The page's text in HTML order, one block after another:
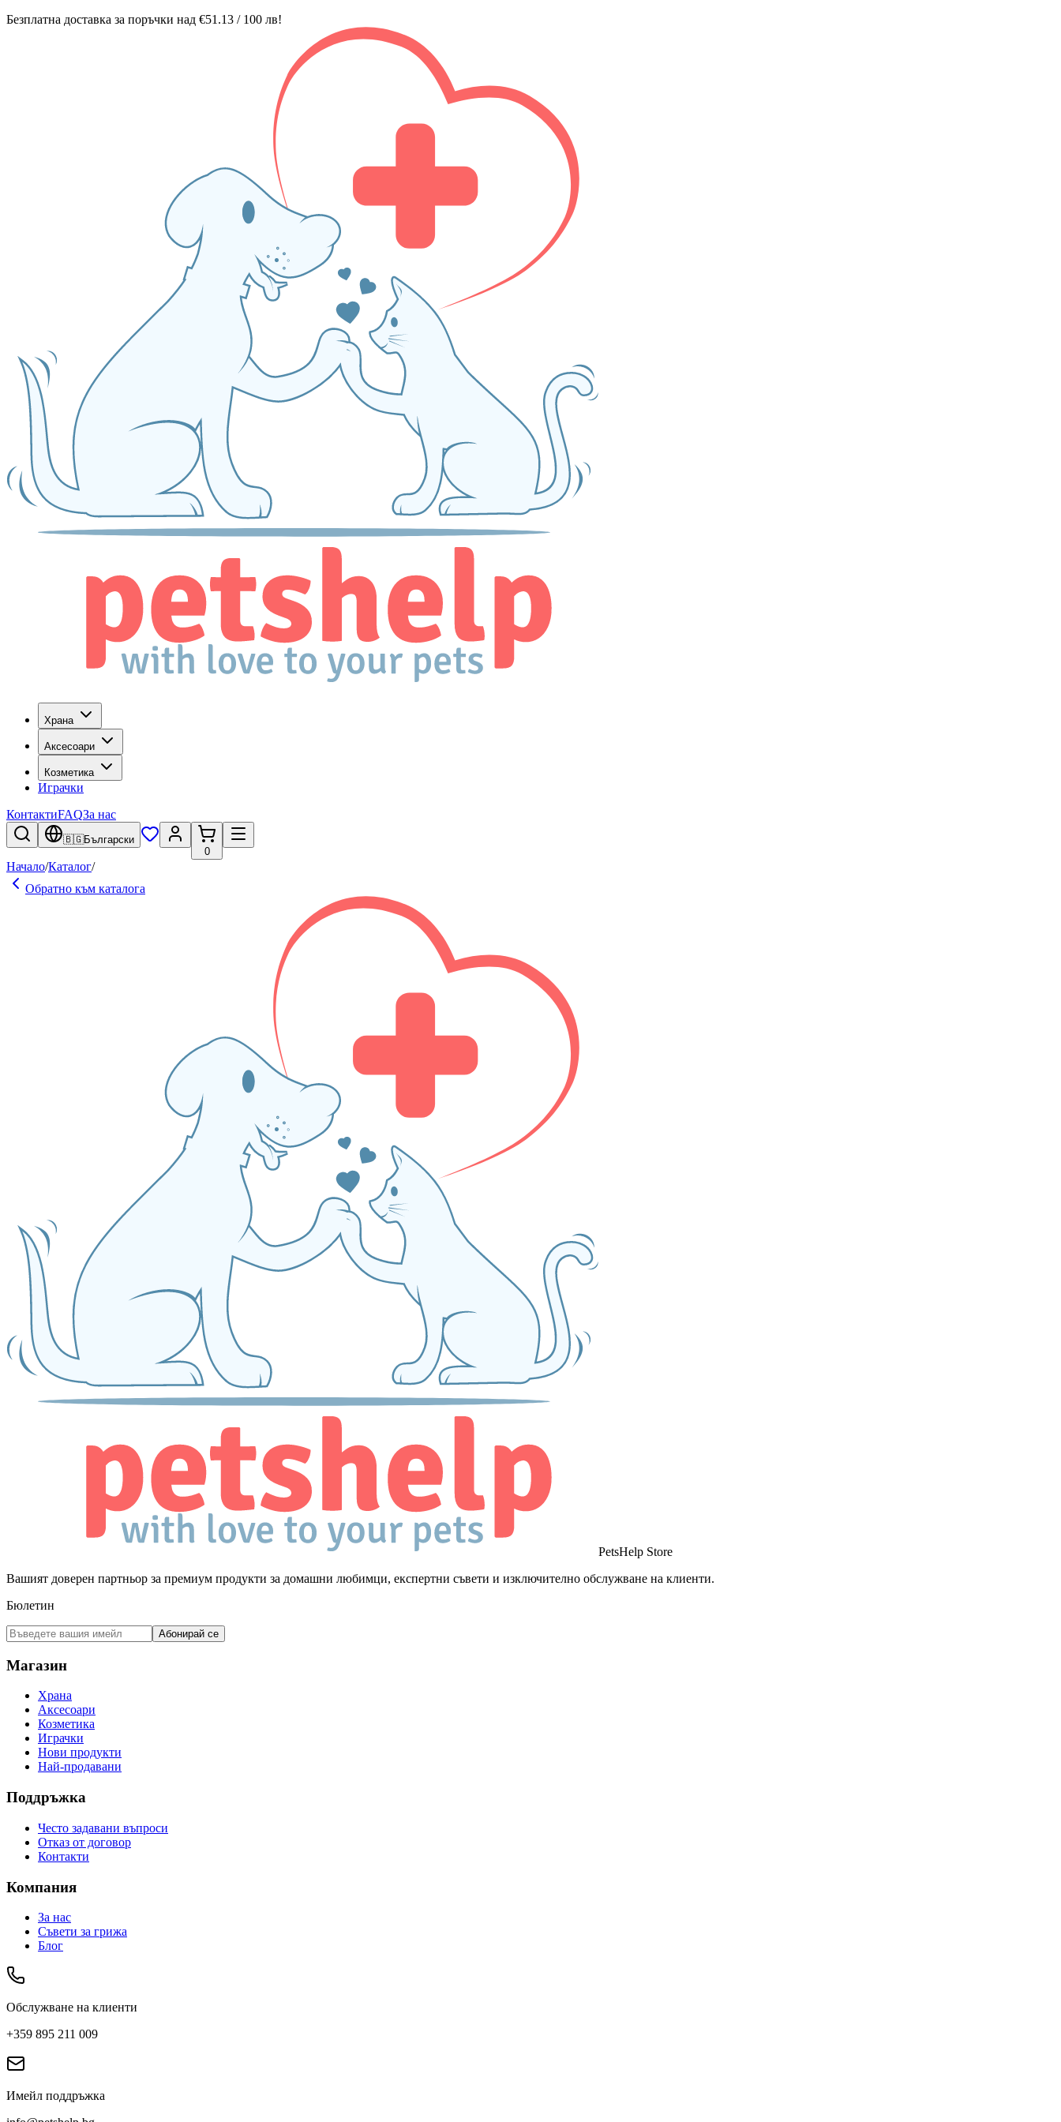
Безплатна доставка за поръчки над €51.13 / 100 лв!
Храна
Аксесоари
Козметика
Играчки
КонтактиFAQЗа нас
🇧🇬Български
0
Начало/Каталог/
Обратно към каталога
PetsHelp Store
Вашият доверен партньор за премиум продукти за домашни любимци, експертни съвети и изключително обслужване на клиенти.
Бюлетин
Абонирай се
Магазин
Храна
Аксесоари
Козметика
Играчки
Нови продукти
Най-продавани
Поддръжка
Често задавани въпроси
Отказ от договор
Контакти
Компания
За нас
Съвети за грижа
Блог
Обслужване на клиенти
+359 895 211 009
Имейл поддръжка